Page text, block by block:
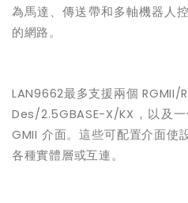
為馬達、傳送帶和多軸機器人
的網路。
LAN9662最多支援兩個 RGMII/
Des/2.5GBASE-X/KX ，以及
GMII 介面。這些可配置介面使
各種實體層或互連。